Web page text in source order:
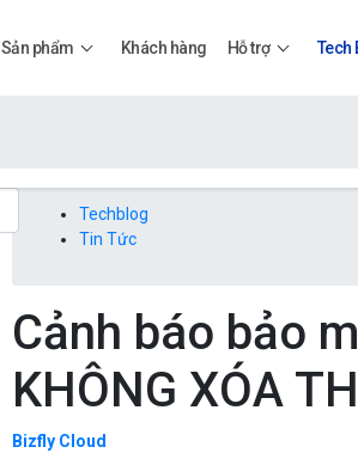
Sản phẩm
Apps
Khách hàng Hỗ trợ Tech
Techblog
Tin Tức
Cảnh báo bảo
KHÔNG XÓA
Bizfly Cloud